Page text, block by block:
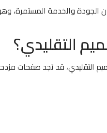
والخدمة المستمرة، وهو
التقليدي؟
التقليدي، قد تجد صفحات